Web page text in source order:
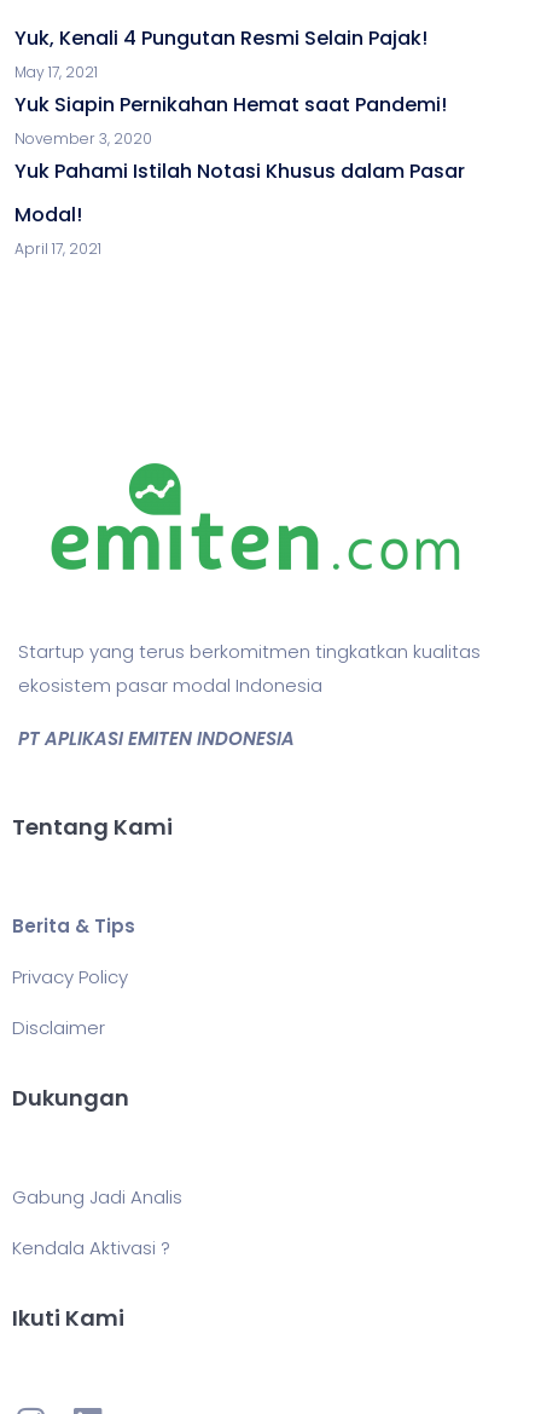
Yuk, Kenali 4 Pungutan Resmi Selain Pajak!
May 17, 2021
Yuk Siapin Pernikahan Hemat saat Pandemi!
November 3, 2020
Yuk Pahami Istilah Notasi Khusus dalam Pasar
Modal!
April 17, 2021
Startup yang terus berkomitmen tingkatkan kualitas
ekosistem pasar modal Indonesia
PT APLIKASI EMITEN INDONESIA
Tentang Kami
Berita & Tips
Privacy Policy
Disclaimer
Dukungan
Gabung Jadi Analis
Kendala Aktivasi ?
Ikuti Kami